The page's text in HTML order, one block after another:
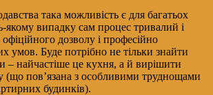
така можливість є для багатьох
якому випадку сам процес тривалий і
дозволу і професійно
умов. Буде потрібно не тільки знайти
– найчастіше це кухня, а й вирішити
(що пов’язана з особливими труднощами
будинків).